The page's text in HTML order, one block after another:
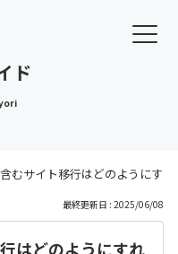
ド
むサイト移行はどのようにす
最終更新日 : 2025/06/08
はどのようにすれ